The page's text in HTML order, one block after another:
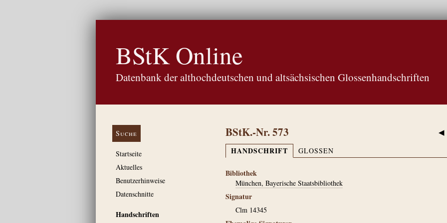
BStK Online
Datenbank der althochdeutschen und altsächsischen Glossenhandschriften
Suche
Startseite
Aktuelles
Benutzerhinweise
Datenschnitte
Handschriften
◀
BStK.-Nr. 573
HANDSCHRIFT GLOSSEN
Bibliothek
München, Bayerische Staatsbibliothek
Signatur
Clm 14345